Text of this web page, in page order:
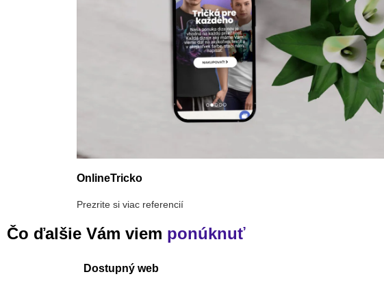
OnlineTricko
Prezrite si viac referencií
Čo ďalšie Vám viem ponúknuť
Dostupný web